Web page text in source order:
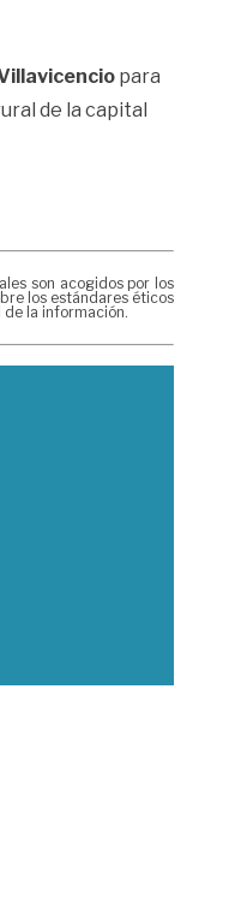
para
de la capital
son acogidos por los
los estándares éticos
la información.